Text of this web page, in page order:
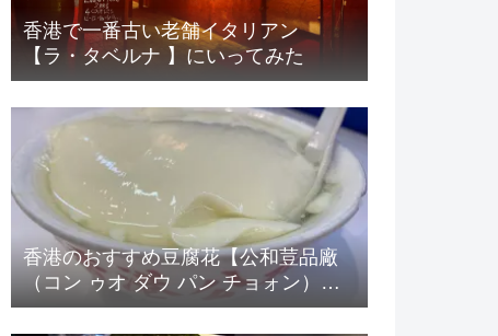
香港で一番古い老舗イタリアン
【ラ・タベルナ 】にいってみた
香港のおすすめ豆腐花【公和荳品廠
（コン ゥオ ダウ パン チョォン）】
に行ってみた